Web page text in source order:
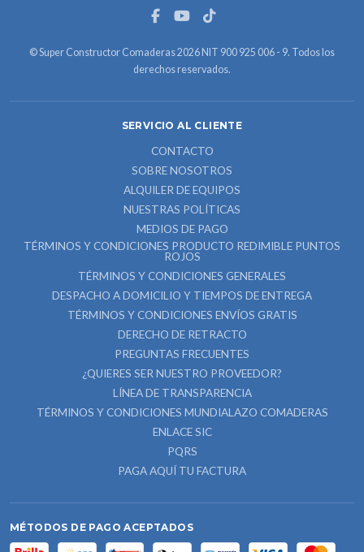
© Super Constructor Comaderas 2026 NIT 900 925 006 - 9. Todos los
derechos reservados.
SERVICIO AL CLIENTE
CONTACTO
SOBRE NOSOTROS
ALQUILER DE EQUIPOS
NUESTRAS POLÍTICAS
MEDIOS DE PAGO
TÉRMINOS Y CONDICIONES PRODUCTO REDIMIBLE PUNTOS
ROJOS
TÉRMINOS Y CONDICIONES GENERALES
DESPACHO A DOMICILIO Y TIEMPOS DE ENTREGA
TÉRMINOS Y CONDICIONES ENVÍOS GRATIS
DERECHO DE RETRACTO
PREGUNTAS FRECUENTES
¿QUIERES SER NUESTRO PROVEEDOR?
LÍNEA DE TRANSPARENCIA
TÉRMINOS Y CONDICIONES MUNDIALAZO COMADERAS
ENLACE SIC
PQRS
PAGA AQUÍ TU FACTURA
MÉTODOS DE PAGO ACEPTADOS